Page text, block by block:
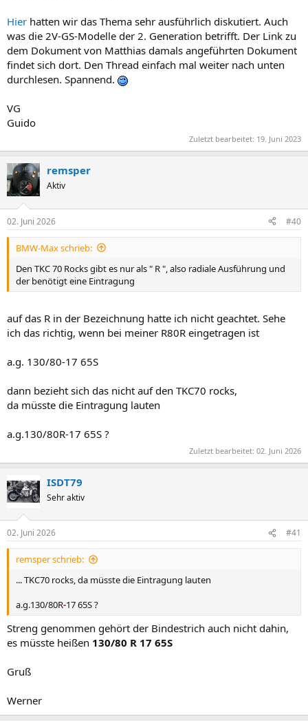
Hier hatten wir das Thema sehr ausführlich diskutiert. Auch
was die 2V-GS-Modelle der 2. Generation betrifft. Der Link zu
dem Dokument von Matthias damals angeführten Dokument
findet sich dort. Den Thread einfach mal weiter nach unten
durchlesen. Spannend.
VG
Guido
Zuletzt bearbeitet: 19. Juni 2023
remsper
Aktiv
02. Juni 2026 #40
BMW-Max schrieb:
Den TKC 70 Rocks gibt es nur als " R ", also radiale Ausführung und
der benötigt eine Eintragung
auf das R in der Bezeichnung hatte ich nicht geachtet. Sehe
ich das richtig, wenn bei meiner R80R eingetragen ist
a.g. 130/80-17 65S
dann bezieht sich das nicht auf den TKC70 rocks,
da müsste die Eintragung lauten
a.g.130/80R-17 65S ?
Zuletzt bearbeitet: 02. Juni 2026
ISDT79
Sehr aktiv
02. Juni 2026 #41
remsper schrieb:
... TKC70 rocks, da müsste die Eintragung lauten
a.g.130/80R-17 65S ?
Streng genommen gehört der Bindestrich auch nicht dahin,
es müsste heißen 130/80 R 17 65S
Gruß
Werner